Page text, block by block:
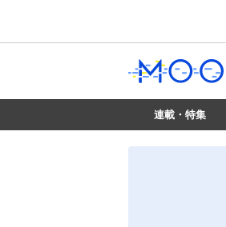
連載・特集